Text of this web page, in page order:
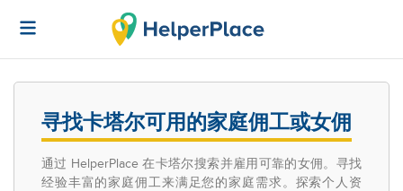
寻找卡塔尔可用的家庭佣工或女佣
通过 HelperPlace 在卡塔尔搜索并雇用可靠的女佣。寻找
经验丰富的家庭佣工来满足您的家庭需求。探索个人资